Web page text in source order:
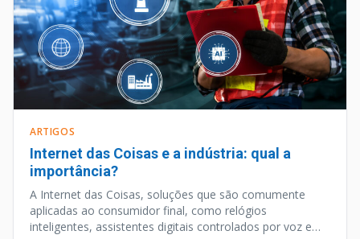
ARTIGOS
Internet das Coisas e a indústria: qual a
importância?
A Internet das Coisas, soluções que são comumente
aplicadas ao consumidor final, como relógios
inteligentes, assistentes digitais controlados por voz e